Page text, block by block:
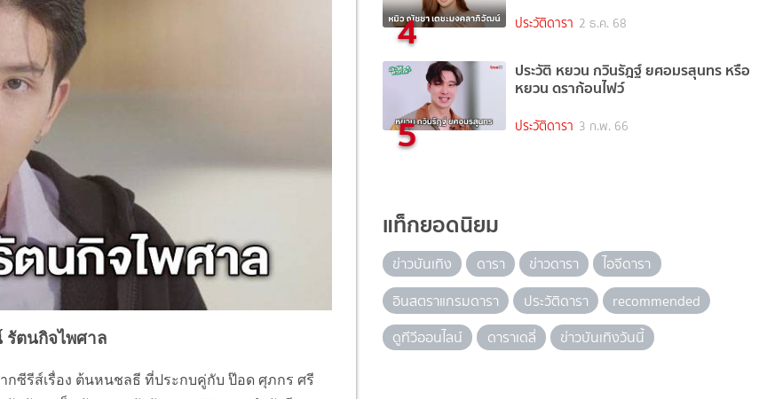
ตนกิจไพศาล
กซีรีส์เรื่อง ต้นหนชลธี ที่ประกบคู่กับ ป๊อด ศุภกร ศรี
4 ประวัติดารา 2 ธ.ค. 68
5
ประวัติ หยวน กวินรัฎฐ์ ยศอมรสุนทร หรือ
หยวน ดราก้อนไฟว์
ประวัติดารา 3 ก.พ. 66
แท็กยอดนิยม
ข่าวบันเทิง ดารา ข่าวดารา
ไอจีดารา
อินสตราแกรมดารา
ประวัติดารา
recommended
ดูทีวีออนไลน์
ดาราเดลี่ ข่าวบันเทิงวันนี้